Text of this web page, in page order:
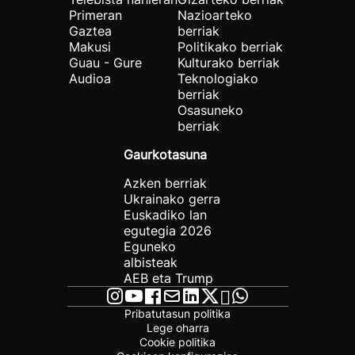
Primeran
Gaztea
Makusi
Guau - Gure
Audioa
Nazioarteko
berriak
Politikako berriak
Kulturako berriak
Teknologiako
berriak
Osasuneko
berriak
Gaurkotasuna
Azken berriak
Ukrainako gerra
Euskadiko lan
egutegia 2026
Eguneko
albisteak
AEB eta Trump
Pribatutasun politika
Lege oharra
Cookie politika